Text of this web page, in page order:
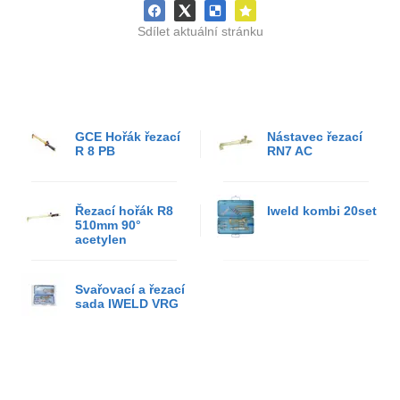
Sdílet aktuální stránku
GCE Hořák řezací
R 8 PB
Nástavec řezací
RN7 AC
Řezací hořák R8
510mm 90°
acetylen
Iweld kombi 20set
Svařovací a řezací
sada IWELD VRG